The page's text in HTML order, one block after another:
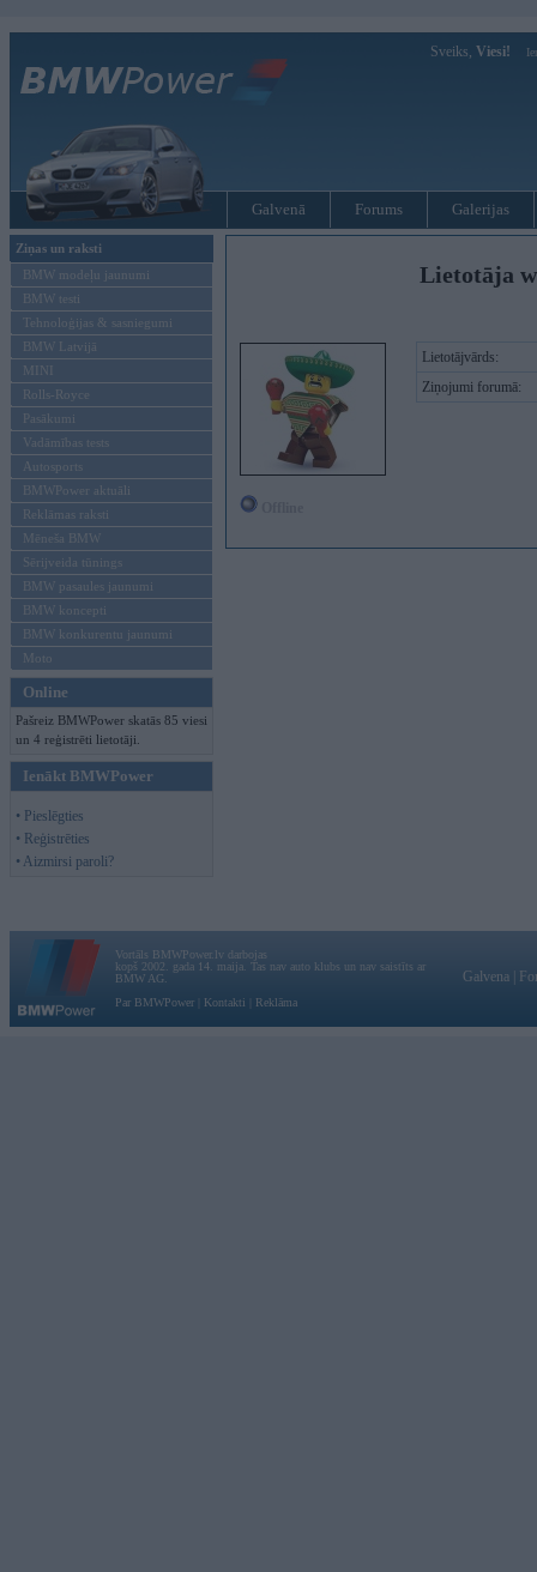
Sveiks, Viesi!
Galvenā Forums Galerijas
Ziņas un raksti
BMW modeļu jaunumi
BMW testi
Tehnoloģijas & sasniegumi
BMW Latvijā
MINI
Rolls-Royce
Pasākumi
Vadāmības tests
Autosports
BMWPower aktuāli
Reklāmas raksti
Mēneša BMW
Sērijveida tūnings
BMW pasaules jaunumi
BMW koncepti
BMW konkurentu jaunumi
Moto
Online
Pašreiz BMWPower skatās 85 viesi
un 4 reģistrēti lietotāji.
Ienākt BMWPower
• Pieslēgties
• Reģistrēties
• Aizmirsi paroli?
Lietotāja
Lietotājvārds:
Ziņojumi forumā:
Vortāls BMWPower.lv darbojas
kopš 2002. gada 14. maija. Tas nav auto klubs un nav saistīts ar
BMW AG.
Par BMWPower
Kontakti Reklāma
Galvena